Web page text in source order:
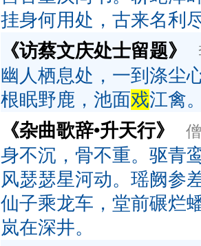
挂身何用处，古来名利
《访蔡文庆处士留题》
幽人栖息处，一到涤尘
根眠野鹿，池面戏江禽
《杂曲歌辞•升天行》
身不沉，骨不重。驱青
风瑟瑟星河动。瑶阙参
仙子乘龙车，堂前碾烂
岚在深井。